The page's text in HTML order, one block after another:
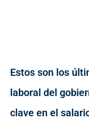
Estos son los
laboral del
clave en el